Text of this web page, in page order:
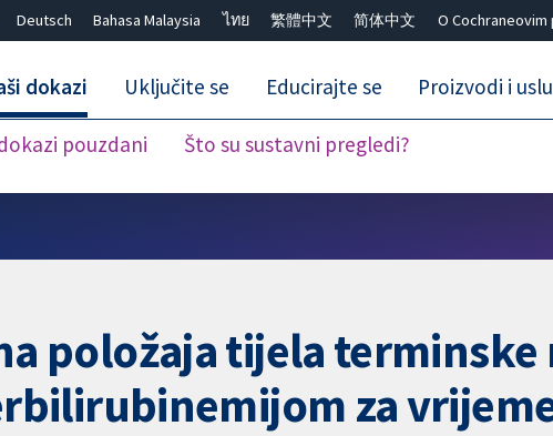
Deutsch Bahasa Malaysia ไทย 繁體中文 简体中文 O
dokazi
pouzdani Što su sustavni pregledi?
Uključite se Educirajte se Proizvodi i
položaja tijela
za